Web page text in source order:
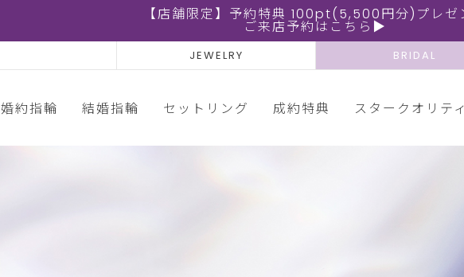
【店舗限定】予約特典 100pt(5,500円分)プレゼ
ご来店予約はこちら▶
JEWELRY BRIDAL
婚約指輪 結婚指輪 セットリング 成約特典 スタークオリティ